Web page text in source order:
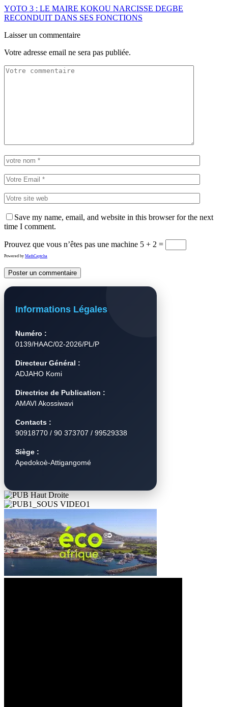
YOTO 3 : LE MAIRE KOKOU NARCISSE DEGBE
RECONDUIT DANS SES FONCTIONS
Laisser un commentaire
Votre adresse email ne sera pas publiée.
Save my name, email, and website in this browser for the next
time I comment.
Prouvez que vous n’êtes pas une machine 5 + 2 =
Powered by MathCaptcha
Informations Légales
Numéro :
0139/HAAC/02-2026/PL/P
Directeur Général :
ADJAHO Komi
Directrice de Publication :
AMAVI Akossiwavi
Contacts :
90918770 / 90 373707 / 99529338
Siège :
Apedokoè-Attigangomé